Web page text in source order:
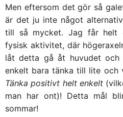
Men eftersom det gör så
är det ju inte något
till så mycket. Jag får helt
fysisk aktivitet, där
låt detta gå åt huvudet
enkelt bara tänka till lite och
Tänka positivt helt enkelt
man har ont)! Detta mål
sommar!